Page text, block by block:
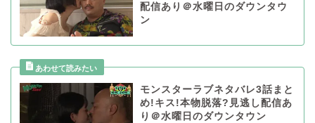
配信あり＠水曜日のダウンタウ
ン
モンスターラブネタバレ3話まと
め!キス!本物脱落?見逃し配信あ
り＠水曜日のダウンタウン